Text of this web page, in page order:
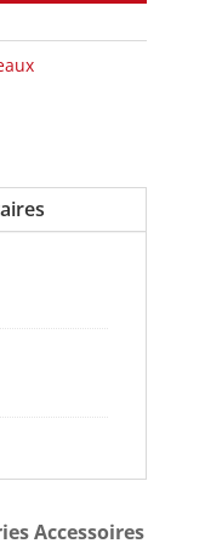
Accessoires